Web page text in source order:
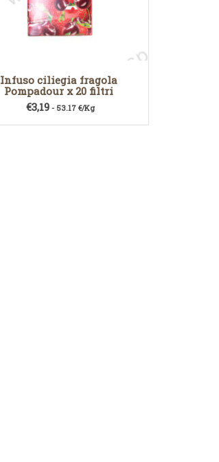
Infuso ciliegia fragola
Pompadour x 20 filtri
€3,19 - 53.17 €/Kg